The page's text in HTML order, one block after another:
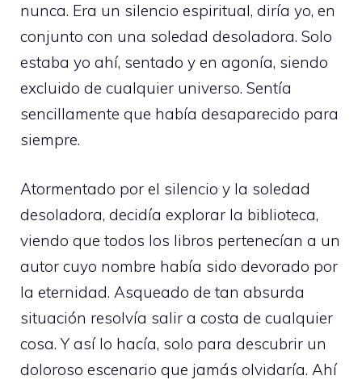
nunca. Era un silencio espiritual, diría yo, en
conjunto con una soledad desoladora. Solo
estaba yo ahí, sentado y en agonía, siendo
excluido de cualquier universo. Sentía
sencillamente que había desaparecido para
siempre.
Atormentado por el silencio y la soledad
desoladora, decidía explorar la biblioteca,
viendo que todos los libros pertenecían a un
autor cuyo nombre había sido devorado por
la eternidad. Asqueado de tan absurda
situación resolvía salir a costa de cualquier
cosa. Y así lo hacía, solo para descubrir un
doloroso escenario que jamás olvidaría. Ahí